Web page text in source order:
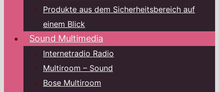
Produkte aus dem Sicherheitsbereich auf
einem Blick
Sound Multimedia
Internetradio Radio
Multiroom – Sound
Bose Multiroom